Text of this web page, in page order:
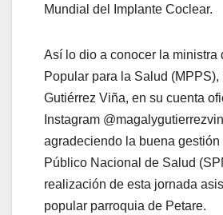
Mundial del Implante Coclear.
Así lo dio a conocer la ministra
Popular para la Salud (MPPS),
Gutiérrez Viña, en su cuenta
Instagram
agradeciendo la buena gestión
Público Nacional de Salud
realización de esta jornada
popular parroquia de Petare.